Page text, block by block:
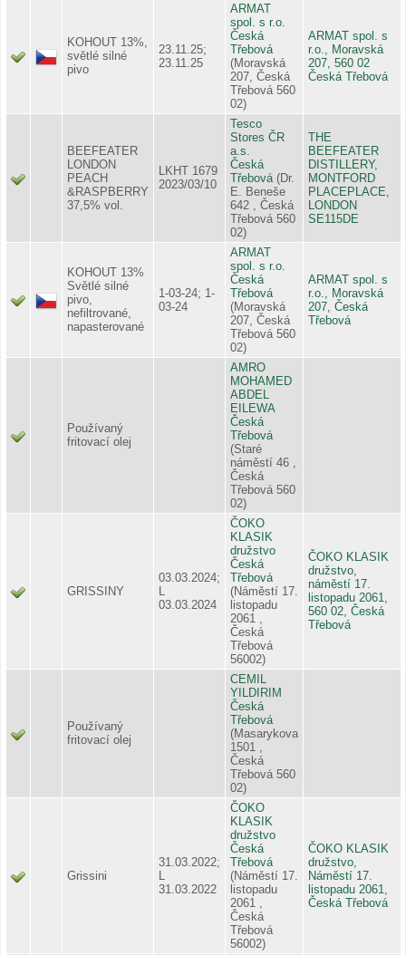
KOHOUT 13%,
světlé silné
pivo
23.11.25;
23.11.25
ARMAT
spol. s r.o.
Česká
Třebová
(Moravská
207, Česká
Třebová 560
02)
ARMAT spol. s
r.o., Moravská
207, 560 02
Česká Třebová
BEEFEATER
LONDON
PEACH
&RASPBERRY
37,5% vol.
LKHT 1679
2023/03/10
Tesco
Stores ČR
a.s.
Česká
Třebová (Dr.
E. Beneše
642 , Česká
Třebová 560
02)
THE
BEEFEATER
DISTILLERY,
MONTFORD
PLACEPLACE,
LONDON
SE115DE
KOHOUT 13%
Světlé silné
pivo,
nefiltrované,
napasterované
1-03-24; 1-
03-24
ARMAT
spol. s r.o.
Česká
Třebová
(Moravská
207, Česká
Třebová 560
02)
ARMAT spol. s
r.o., Moravská
207, Česká
Třebová
Používaný
fritovací olej
AMRO
MOHAMED
ABDEL
EILEWA
Česká
Třebová
(Staré
náměstí 46 ,
Česká
Třebová 560
02)
GRISSINY
03.03.2024;
03.03.2024
ČOKO
KLASIK
družstvo
Česká
Třebová
(Náměstí 17.
listopadu
2061 ,
Česká
Třebová
56002)
ČOKO KLASIK
družstvo,
náměstí 17.
listopadu 2061,
560 02, Česká
Třebová
Používaný
fritovací olej
CEMIL
YILDIRIM
Česká
Třebová
(Masarykova
1501 ,
Česká
Třebová 560
02)
Grissini
31.03.2022;
31.03.2022
ČOKO
KLASIK
družstvo
Česká
Třebová
(Náměstí 17.
listopadu
2061 ,
Česká
Třebová
56002)
ČOKO KLASIK
družstvo,
Náměstí 17.
listopadu 2061,
Česká Třebová